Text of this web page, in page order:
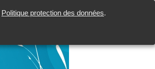
Politique protection des données.